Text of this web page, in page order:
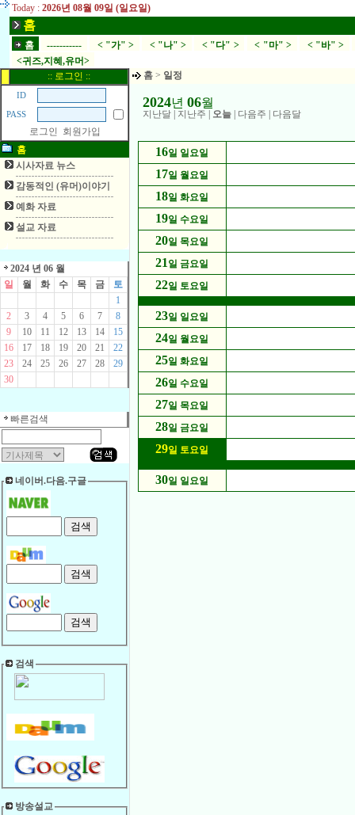
Today : 2026년 08월 09일 (일요일)
홈
홈 ----------- < "가" > < "나" > < "다" > < "마" > < "바" >
<귀즈,지혜,유머>
:: 로그인 ::
ID
PASS
로그인
회원가입
홈
시사자료 뉴스
감동적인 (유머)이야기
예화 자료
설교 자료
2024 년 06 월
일
월 화 수 목 금
토
1
2
3 4 5 6 7
8
9
10 11 12 13 14
15
16
17 18 19 20 21
22
23
24 25 26 27 28
29
30
빠른검색
네이버.다음.구글
검색
방송설교
홈 > 일정
2024년 06월
지난달 지난주 오늘 다음주 다음달
16일 일요일
17일 월요일
18일 화요일
19일 수요일
20일 목요일
21 일 금요일
22일 토요일
23일 일요일
24일 월요일
25일 화요일
26일 수요일
27일 목요일
28일 금요일
29일 토요일
30일 일요일